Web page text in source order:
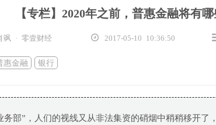
【专栏】2020年之前，普惠金融将有
飒 · 零壹财经 2017-05-10 10:36:50
惠金融 银行
务部”，人们的视线又从非法集资的硝烟中稍稍移开了